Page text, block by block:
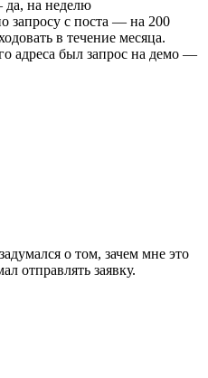
на неделю
запросу с поста — на 200
в течение месяца.
адреса был запрос на демо —
о том, зачем мне это
отправлять заявку.